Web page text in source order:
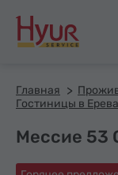
Главная
Гостиницы в
Мессие 53